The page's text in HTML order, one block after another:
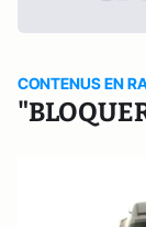
CONTENUS EN